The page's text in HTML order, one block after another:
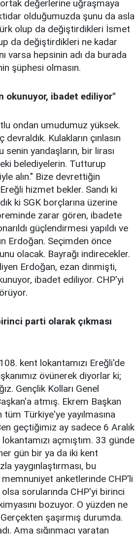
değerlerine uğraşmaya
olduğumuzda şunu da asla
olup da değiştirdikleri İsmet
da değiştirdikleri ne kadar
varsa hepsinin adı da burada
şüphesi olmasın.
okunuyor, ibadet ediliyor"
ondan umudumuz yüksek.
Kulakların çınlasın
senin yandaşların, bir lirası
belediyelerin. Tutturup
alın." Bize devrettiğin
hizmet bekler. Sandı ki
ki SGK borçlarına üzerine
zarar gören, ibadete
güçlendirmesi yapıldı ve
Erdoğan. Seçimden önce
olacak. Bayrağı indirecekler.
Erdoğan, ezan dinmişti,
ibadet ediliyor. CHP'yi
parti olarak çıkması
kent lokantamızı Ereğli'de
övünerek diyorlar ki;
Gençlik Kolları Genel
atmış. Ekrem Başkan
tüm Türkiye'ye yayılmasına
geçtiğimiz ay sadece 6 Aralık
açmıştım. 33 günde
gün bir ya da iki kent
yaygınlaştırması, bu
anketlerinde CHP'li
sorularında CHP'yi birinci
bozuyor. O yüzden ne
şaşırmış durumda.
Ama sığınmacı yaratan